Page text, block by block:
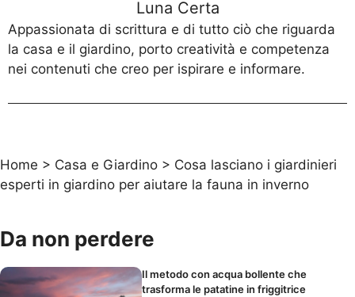
Luna Certa
Appassionata di scrittura e di tutto ciò che riguarda
la casa e il giardino, porto creatività e competenza
nei contenuti che creo per ispirare e informare.
Home > Casa e Giardino > Cosa lasciano i giardinieri
esperti in giardino per aiutare la fauna in inverno
Da non perdere
Il metodo con acqua bollente che
trasforma le patatine in friggitrice